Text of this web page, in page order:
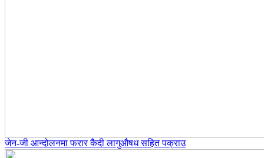
जेन-जी आन्दोलनमा फरार कैदी लागुऔषध सहित पक्राउ